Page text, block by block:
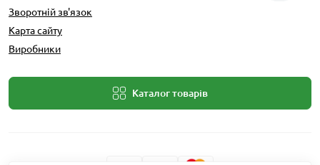
Зворотній зв'язок
Карта сайту
Виробники
Каталог товарів